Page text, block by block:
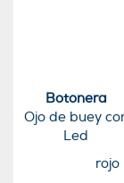
Botonera
Ojo de buey
Led
rojo